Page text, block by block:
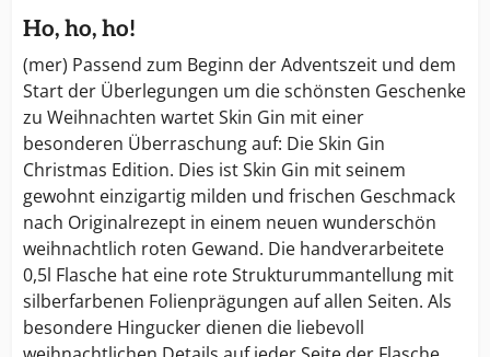
Ho, ho, ho!
(mer) Passend zum Beginn der Adventszeit und dem
Start der Überlegungen um die schönsten Geschenke
zu Weihnachten wartet Skin Gin mit einer
besonderen Überraschung auf: Die Skin Gin
Christmas Edition. Dies ist Skin Gin mit seinem
gewohnt einzigartig milden und frischen Geschmack
nach Originalrezept in einem neuen wunderschön
weihnachtlich roten Gewand. Die handverarbeitete
0,5l Flasche hat eine rote Strukturummantellung mit
silberfarbenen Folienprägungen auf allen Seiten. Als
besondere Hingucker dienen die liebevoll